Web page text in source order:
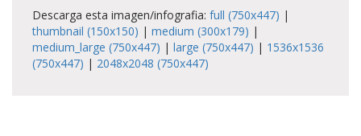
Descarga esta imagen/infografia: full (750x447) |
thumbnail (150x150) | medium (300x179) |
medium_large (750x447) | large (750x447) | 1536x1536
(750x447) | 2048x2048 (750x447)